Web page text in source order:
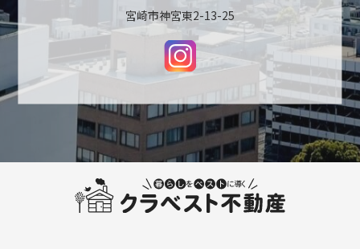
宮崎市神宮東2-13-25